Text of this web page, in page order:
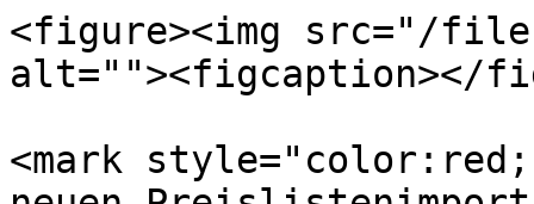
<figure><img src="/files/
alt=""><figcaption></
<mark